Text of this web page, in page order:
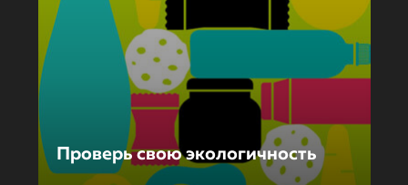
Проверь свою экологичность